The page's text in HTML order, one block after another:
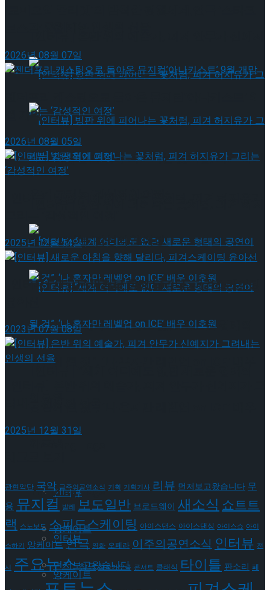
[인터뷰] 빙판 위에 피어나는 꽃처럼, 피겨 허지
[인터뷰] “세계 어디에도 없던 새로운 형태의
공연이 될 것”, ‘나 혼자만 레벨업 on ICE’ 배우
인터뷰
앙케이트
먼저보고왔습니다
가 그려내는 인생의 선율
유가 그리는 ‘감성적인 여정’
Trending Tags
인터뷰
앙케이트
2026년 08월 07일
월 개막
2026년 08월 05일
2025년 12월 14일
[인터뷰] 새로운 아침을 향해 달리다, 피겨스케이팅
2023년 07월 08일
2025년 12월 31일
관현악단 국악 금주의공연소식 기획 기획기사 리뷰 먼저보고왔습니다 무
용 뮤지컬 발레 보도일반 브로드웨이 새소식쇼트트
랙 스노보드 스피드스케이팅 아이스댄스 아이스댄싱 아이스쇼 아이
스하키 앙케이트연극 영화 오페라 이주의공연소식 인터뷰 전
시 주요뉴스 창극 창작가무극 콘서트 클래식 타이틀 판소리 페